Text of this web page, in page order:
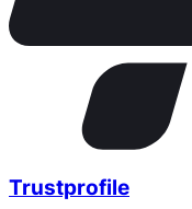
Trustprofile